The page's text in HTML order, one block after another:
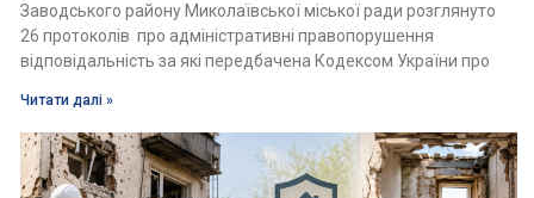
Заводського району Миколаївської міської ради розглянуто
26 протоколів про адміністративні правопорушення
відповідальність за які передбачена Кодексом України про
Читати далі »